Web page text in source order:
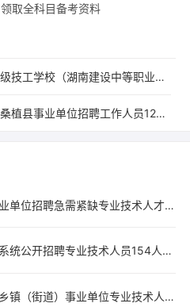
领取全科目备考资料
2023年湖南建筑高级技工学校（湖南建设中等职业学校）招聘4人公告
2023年湖南张家界桑植县事业单位招聘工作人员120人公告
2026年湖南衡阳市衡阳县属事业单位招聘急需紧缺专业技术人才39人公告
2026年湖南衡阳市耒阳市卫健系统公开招聘专业技术人员154人公告
2026年湖南省浏阳市公开招聘乡镇（街道）事业单位专业技术人员85人公告